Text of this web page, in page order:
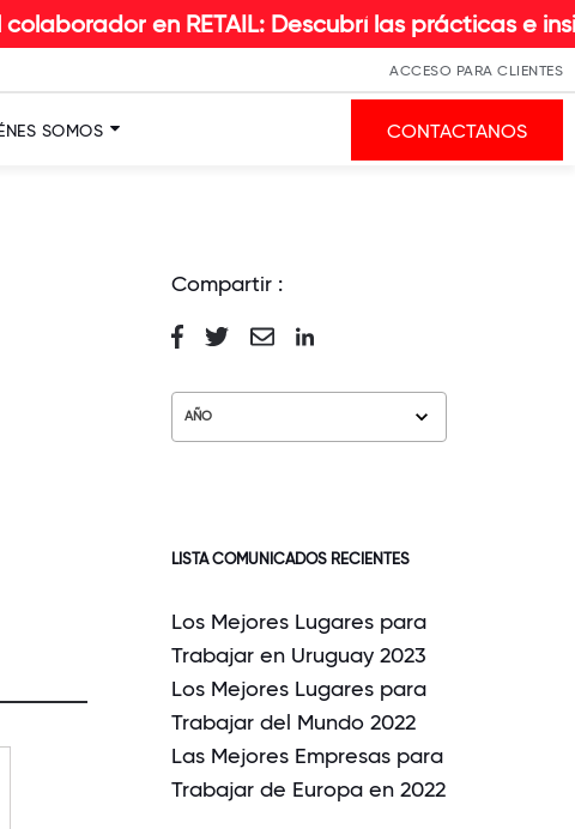
RETAIL: Descubrí las prácticas e insights que
ACCESO PARA CLIENTES
SOMOS CONTACTANOS
Compartir :
AÑO
LISTA COMUNICADOS RECIENTES
Los Mejores Lugares para
Trabajar en Uruguay 2023
Los Mejores Lugares para
Trabajar del Mundo 2022
Las Mejores Empresas para
Trabajar de Europa en 2022